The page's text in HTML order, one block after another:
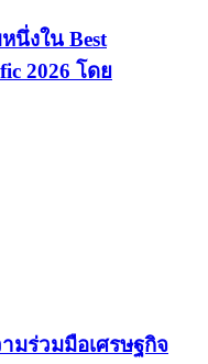
นึ่งใน Best
2026 โดย
มร่วมมือเศรษฐกิจ